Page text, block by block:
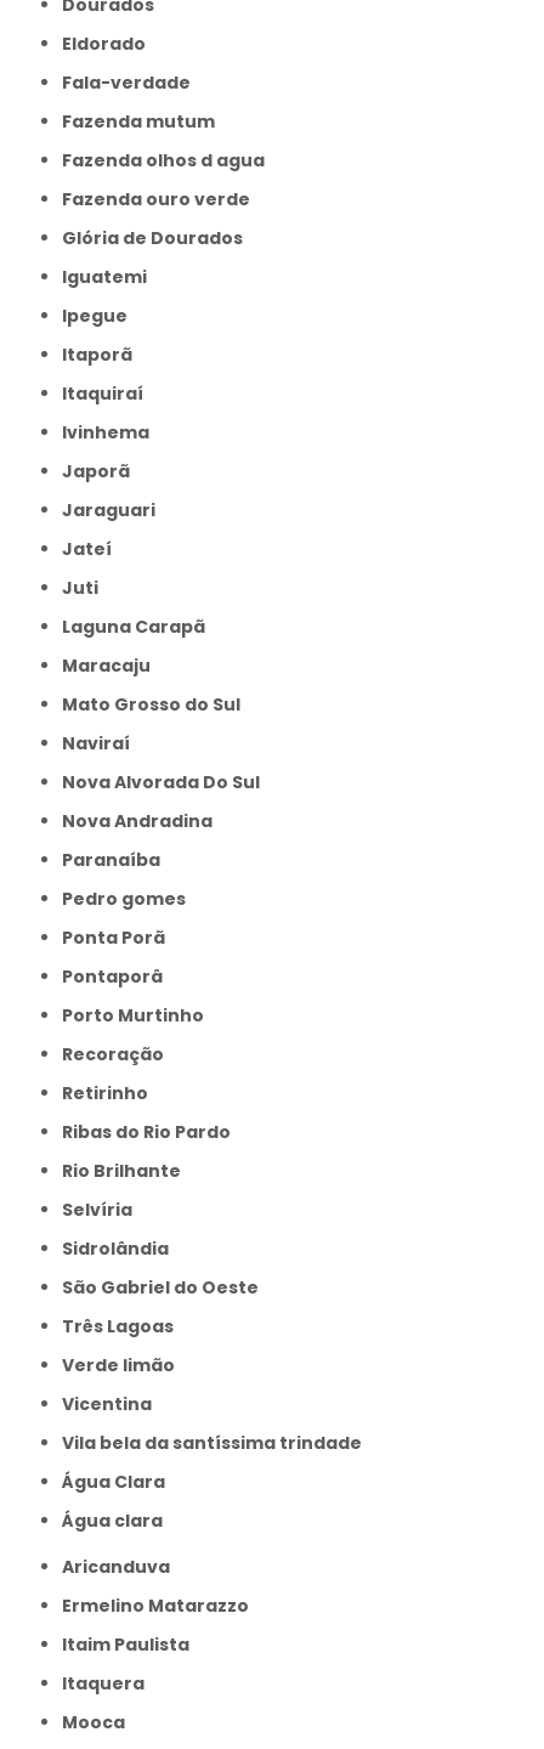
Eldorado
Fala-verdade
Fazenda mutum
Fazenda olhos d agua
Fazenda ouro verde
Glória de Dourados
Iguatemi
Ipegue
Itaporã
Itaquiraí
Ivinhema
Japorã
Jaraguari
Jateí
Juti
Laguna Carapã
Maracaju
Mato Grosso do Sul
Naviraí
Nova Alvorada Do Sul
Nova Andradina
Paranaíba
Pedro gomes
Ponta Porã
Pontaporâ
Porto Murtinho
Recoração
Retirinho
Ribas do Rio Pardo
Rio Brilhante
Selvíria
Sidrolândia
São Gabriel do Oeste
Três Lagoas
Verde limão
Vicentina
Vila bela da santíssima trindade
Água Clara
Água clara
Aricanduva
Ermelino Matarazzo
Itaim Paulista
Itaquera
Mooca